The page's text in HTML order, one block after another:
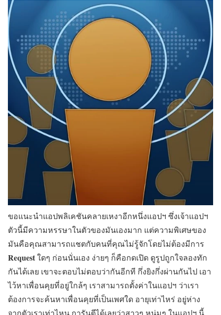
ขอแนะนำแอปพลิเคชันคลายเหงาอีกหนึ่งแอปฯ ซึ่งเจ้าแอปฯ
ตัวนี้มีความหรรษาในตัวของมันเองมาก แต่ความพิเศษของ
มันคือคุณสามารถแชตกับคนที่คุณไม่รู้จักโดยไม่ต้องมีการ
Requestใดๆ ก่อนนั่นเอง ง่ายๆ ก็คือกดเปิด ดูรูปถูกใจลองทัก
กันได้เลย เขาจะตอบไม่ตอบว่ากันอีกที กึ่งยิงกึ่งผ่านกันไป เอา
ไว้หาเพื่อนคุยที่อยู่ใกล้ๆ เราสามารถตั้งค่าในแอปฯ ว่าเรา
ต้องการจะค้นหาเพื่อนคุยที่เป็นเพศใด อายุเท่าไหร่ อยู่ห่าง